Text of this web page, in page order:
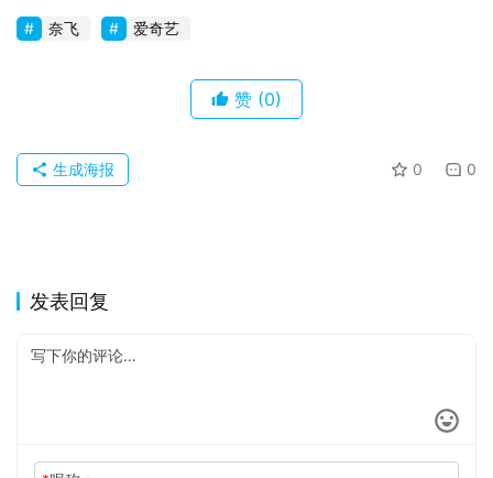
奈飞 爱奇艺
赞 (0)
0 0
生成海报
发表回复